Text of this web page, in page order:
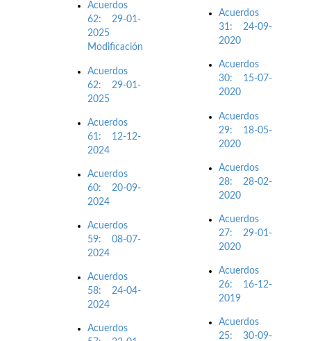
Acuerdos
62: 29-01-
2025
Modificación
Acuerdos
62: 29-01-
2025
Acuerdos
61: 12-12-
2024
Acuerdos
60: 20-09-
2024
Acuerdos
59: 08-07-
2024
Acuerdos
58: 24-04-
2024
Acuerdos
Acuerdos
31: 24-09-
2020
Acuerdos
30: 15-07-
2020
Acuerdos
29: 18-05-
2020
Acuerdos
28: 28-02-
2020
Acuerdos
27: 29-01-
2020
Acuerdos
26: 16-12-
2019
Acuerdos
25: 30-09-